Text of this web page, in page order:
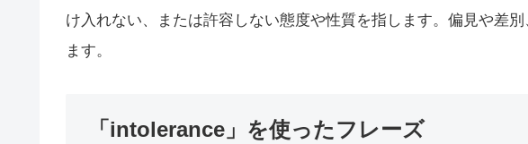
け入れない、または許容しない態度や性質を指します。偏見や差
ます。
「intolerance」を使ったフレーズ